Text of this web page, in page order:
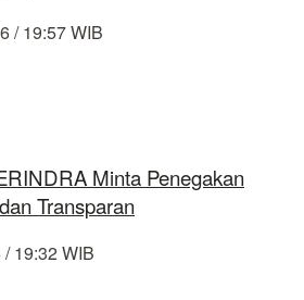
/ 19:57 WIB
Minta Penegakan
Transparan
19:32 WIB